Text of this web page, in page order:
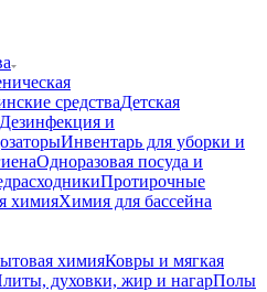
средстваДетская
Дезинфекция и
Инвентарь для уборки и
Одноразовая посуда и
Протирочные
химияХимия для бассейна
химияКовры и мягкая
духовки, жир и нагарПолы